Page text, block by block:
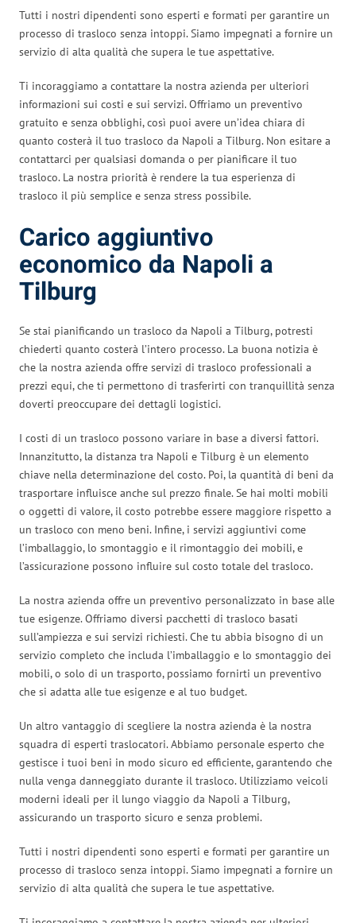
Tutti i nostri dipendenti sono esperti e formati per garantire un
processo di trasloco senza intoppi. Siamo impegnati a fornire un
servizio di alta qualità che supera le tue aspettative.
Ti incoraggiamo a contattare la nostra azienda per ulteriori
informazioni sui costi e sui servizi. Offriamo un preventivo
gratuito e senza obblighi, così puoi avere un’idea chiara di
quanto costerà il tuo trasloco da Napoli a Tilburg. Non esitare a
contattarci per qualsiasi domanda o per pianificare il tuo
trasloco. La nostra priorità è rendere la tua esperienza di
trasloco il più semplice e senza stress possibile.
Carico aggiuntivo
economico da Napoli a
Tilburg
Se stai pianificando un trasloco da Napoli a Tilburg, potresti
chiederti quanto costerà l’intero processo. La buona notizia è
che la nostra azienda offre servizi di trasloco professionali a
prezzi equi, che ti permettono di trasferirti con tranquillità senza
doverti preoccupare dei dettagli logistici.
I costi di un trasloco possono variare in base a diversi fattori.
Innanzitutto, la distanza tra Napoli e Tilburg è un elemento
chiave nella determinazione del costo. Poi, la quantità di beni da
trasportare influisce anche sul prezzo finale. Se hai molti mobili
o oggetti di valore, il costo potrebbe essere maggiore rispetto a
un trasloco con meno beni. Infine, i servizi aggiuntivi come
l’imballaggio, lo smontaggio e il rimontaggio dei mobili, e
l’assicurazione possono influire sul costo totale del trasloco.
La nostra azienda offre un preventivo personalizzato in base alle
tue esigenze. Offriamo diversi pacchetti di trasloco basati
sull’ampiezza e sui servizi richiesti. Che tu abbia bisogno di un
servizio completo che includa l’imballaggio e lo smontaggio dei
mobili, o solo di un trasporto, possiamo fornirti un preventivo
che si adatta alle tue esigenze e al tuo budget.
Un altro vantaggio di scegliere la nostra azienda è la nostra
squadra di esperti traslocatori. Abbiamo personale esperto che
gestisce i tuoi beni in modo sicuro ed efficiente, garantendo che
nulla venga danneggiato durante il trasloco. Utilizziamo veicoli
moderni ideali per il lungo viaggio da Napoli a Tilburg,
assicurando un trasporto sicuro e senza problemi.
Tutti i nostri dipendenti sono esperti e formati per garantire un
processo di trasloco senza intoppi. Siamo impegnati a fornire un
servizio di alta qualità che supera le tue aspettative.